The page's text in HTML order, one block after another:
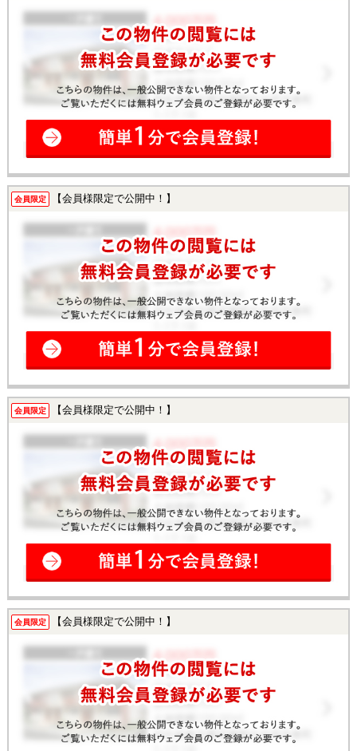
会員限定 【会員様限定で公開中！】
会員限定 【会員様限定で公開中！】
会員限定 【会員様限定で公開中！】